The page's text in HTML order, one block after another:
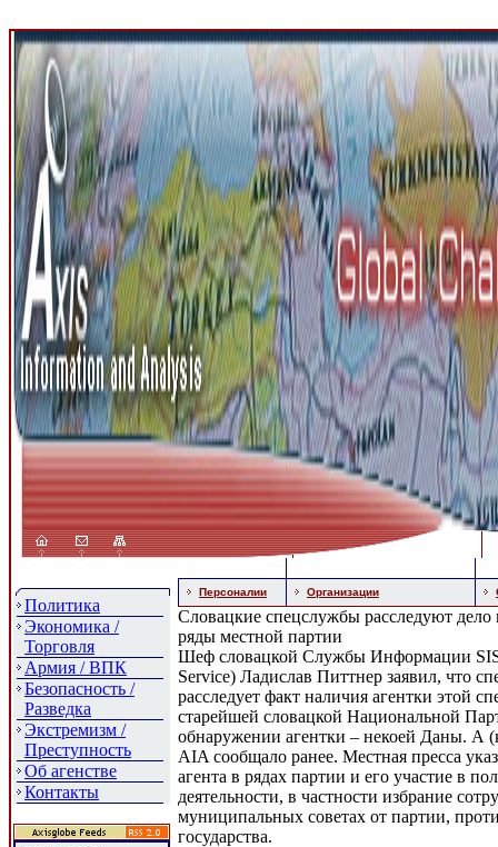
Политика
Экономика /
Торговля
Армия / ВПК
Безопасность /
Разведка
Экстремизм /
Преступность
Об агенстве
Контакты
Персоналии Организации
Словацкие спецслужбы расследуют дело
ряды местной партии
Шеф словацкой Службы Информации
Service) Ладислав Питтнер заявил, что
расследует факт наличия агентки этой
старейшей словацкой Национальной
обнаружении агентки – некоей Даны. А
AIA сообщало ранее. Местная пресса
агента в рядах партии и его участие в
деятельности, в частности избрание
муниципальных советах от партии,
государства.